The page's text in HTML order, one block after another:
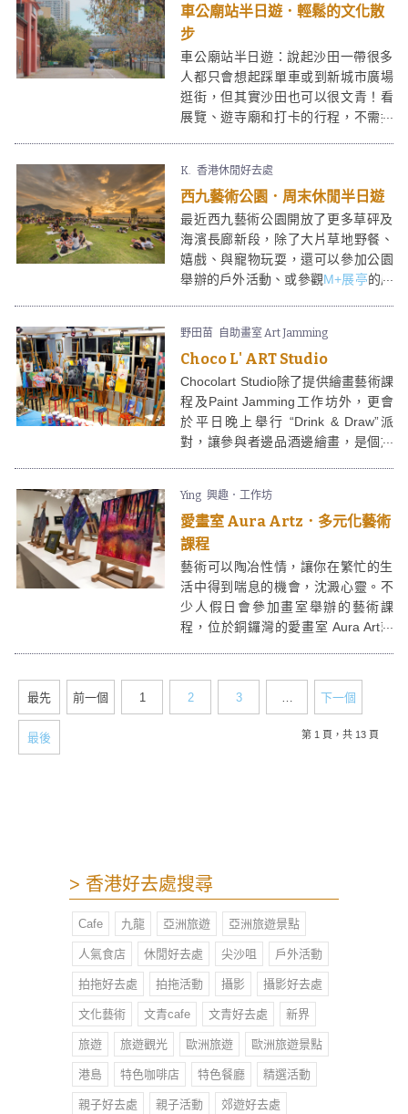
攝影藝術。
車公廟站半日遊．輕鬆的文化散
步
車公廟站半日遊：說起沙田一帶很多
人都只會想起踩單車或到新城市廣場
逛街，但其實沙田也可以很文青！看
展覽、遊寺廟和打卡的行程，不需搭
輕鬆的半日遊吧！
K. 香港休閒好去處
西九藝術公園．周末休閒半日遊
最近西九藝術公園開放了更多草砰及
海濱長廊新段，除了大片草地野餐、
嬉戲、與寵物玩耍，還可以參加公園
舉辦的戶外活動、或參觀M+展亭的展
亭，是欣賞海港景色和日落景致的絕
佳好地方，絕對適合一家大細、情侶
或閨蜜週末半日遊！
野田苗 自助畫室 Art Jamming
Choco L' ART Studio
Chocolart Studio除了提供繪畫藝術課
程及Paint Jamming工作坊外，更會
於平日晚上舉行 “Drink & Draw”派
對，讓參與者邊品酒邊繪畫，是個放
人派對，生日、寵物、Team Building
或純粹朋友聚舊，都可以同藝術
crossover。
Ying 興趣．工作坊
愛畫室 Aura Artz．多元化藝術
課程
藝術可以陶冶性情，讓你在繁忙的生
活中得到喘息的機會，沈澱心靈。不
少人假日會參加畫室舉辦的藝術課
程，位於銅鑼灣的愛畫室 Aura Art就
要，選擇長期或短期的課程，還可相
約朋友，在畫室來一個別開生面的畫
最先 前一個 1 2 3 … 下一個
最後 第 1 頁，共 13 頁
> 香港好去處搜尋
Cafe 九龍 亞洲旅遊 亞洲旅遊景點
人氣食店 休閒好去處 尖沙咀 戶外活動
拍拖好去處 拍拖活動 攝影 攝影好去處
文化藝術 文青cafe 文青好去處 新界
旅遊 旅遊觀光 歐洲旅遊 歐洲旅遊景點
港島 特色咖啡店 特色餐廳 精選活動
親子好去處 親子活動 郊遊好去處